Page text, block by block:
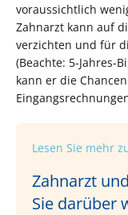
voraussichtlich
Zahnarzt kann auf
verzichten und für
(Beachte: 5-Jahres-
kann er die
Lesen Sie mehr
Zahnarzt
Sie darüber